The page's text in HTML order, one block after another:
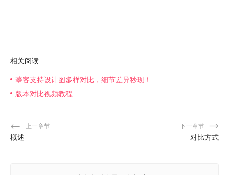
相关阅读
摹客支持设计图多样对比，细节差异秒现！
版本对比视频教程
上一章节
概述
下一章节
对比方式